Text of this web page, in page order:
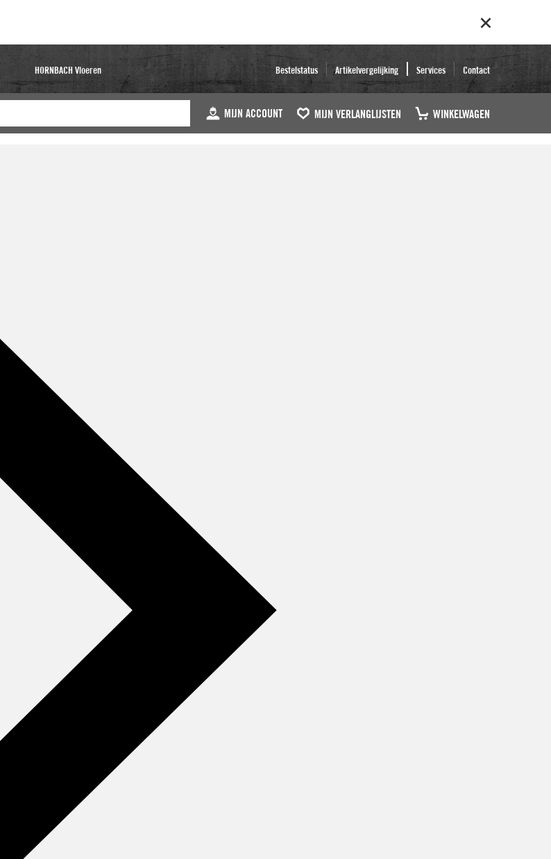
HORNBACH Vloeren Bestelstatus Artikelvergelijking Services Contact
MIJN ACCOUNT MIJN VERLANGLIJSTEN WINKELWAGEN